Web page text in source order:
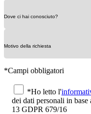
*Campi obbligatori
*Ho letto l'
dei dati personali in
13 GDPR 679/16